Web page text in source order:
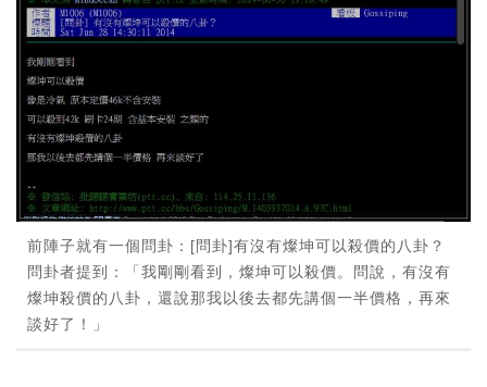
前陣子就有一個問卦：[問卦]有沒有燦坤可以殺價的八卦？
問卦者提到：「我剛剛看到，燦坤可以殺價。問說，有沒有
燦坤殺價的八卦，還說那我以後去都先講個一半價格，再來
談好了！」